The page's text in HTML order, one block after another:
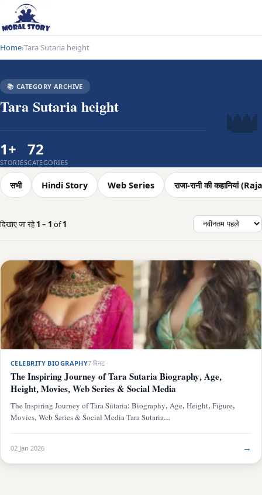
Home›Tara Sutaria height
📚 CATEGORY ARCHIVE
Tara Sutaria height
1+
STORIES
72
CATEGORIES
👑
सभी Hindi Story Web Series राजा-रानी की कहानियां
दिखाए जा रहे1 – 1 of1
CELEBRITY BIOGRAPHY7 मिनट
The Inspiring Journey of Tara Sutaria Biography, Age,
Height, Movies, Web Series & Social Media
The Inspiring Journey of Tara Sutaria: Biography, Age, Height, Figure,
Movies, Web Series & Social Media Tara Sutaria…
02 Jan 2026 →